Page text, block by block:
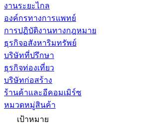
งานระยะไกล
องค์กรทางการแพทย์
การปฏิบัติงานทางกฎหมาย
ธุรกิจอสังหาริมทรัพย์
บริษัทที่ปรึกษา
ธุรกิจท่องเที่ยว
บริษัทก่อสร้าง
ร้านค้าและอีคอมเมิร์ซ
หมวดหมู่สินค้า
เป้าหมาย